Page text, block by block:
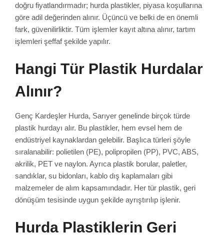
doğru fiyatlandırmadır; hurda plastikler, piyasa koşullarına
göre adil değerinden alınır. Üçüncü ve belki de en önemli
fark, güvenilirliktir. Tüm işlemler kayıt altına alınır, tartım
işlemleri şeffaf şekilde yapılır.
Hangi Tür Plastik Hurdalar
Alınır?
Genç Kardeşler Hurda, Sarıyer genelinde birçok türde
plastik hurdayı alır. Bu plastikler, hem evsel hem de
endüstriyel kaynaklardan gelebilir. Başlıca türleri şöyle
sıralanabilir: polietilen (PE), polipropilen (PP), PVC, ABS,
akrilik, PET ve naylon. Ayrıca plastik borular, paletler,
sandıklar, su bidonları, kablo dış kaplamaları gibi
malzemeler de alım kapsamındadır. Her tür plastik, geri
dönüşüm tesisinde uygun şekilde ayrıştırılıp işlenir.
Hurda Plastiklerin Geri